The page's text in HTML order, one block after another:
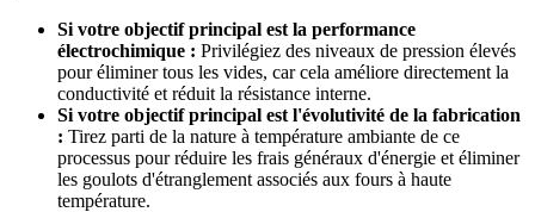
Si votre objectif principal est la performance
électrochimique : Privilégiez des niveaux de pression élevés
pour éliminer tous les vides, car cela améliore directement la
conductivité et réduit la résistance interne.
Si votre objectif principal est l'évolutivité de la fabrication
: Tirez parti de la nature à température ambiante de ce
processus pour réduire les frais généraux d'énergie et éliminer
les goulots d'étranglement associés aux fours à haute
température.